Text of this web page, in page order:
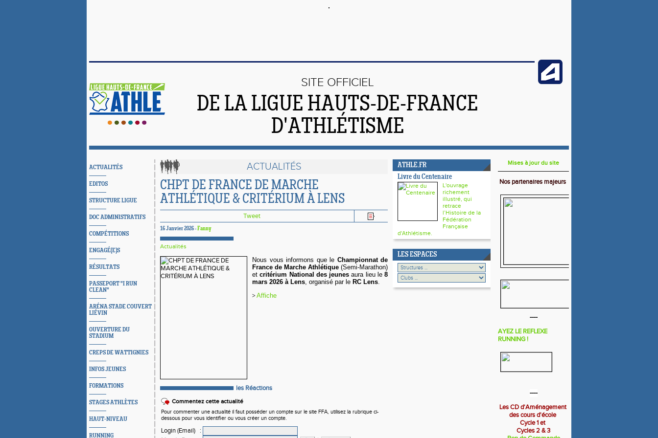
SITE OFFICIEL
DE LA LIGUE HAUTS-DE-FRANCE
D'ATHLÉTISME
ACTUALITÉS
EDITOS
STRUCTURE LIGUE
DOC ADMINISTRATIFS
COMPÉTITIONS
ENGAGÉ(E)S
RÉSULTATS
PASSEPORT "I RUN
CLEAN"
ARÉNA STADE COUVERT
LIÉVIN
OUVERTURE DU
STADIUM
CREPS DE WATTIGNIES
INFOS JEUNES
FORMATIONS
STAGES ATHLÈTES
HAUT-NIVEAU
RUNNING
ACTUALITÉS
CHPT DE FRANCE DE MARCHE
ATHLÉTIQUE & CRITÉRIUM À LENS
Tweet
16 Janvier 2026 -Fanny
Actualités
Nous vous informons que le Championnat de
France de Marche Athlétique (Semi-Marathon)
etcritérium National des jeunes aura lieu le 8
mars 2026 à Lens, organisé par le RC Lens.
> Affiche
les Réactions
Commentez cette actualité
Pour commenter une actualité il faut posséder un compte sur le site FFA, utilisez la rubrique ci-
dessous pour vous identifier ou vous créer un compte.
Login (Email)
:
ATHLE.FR
Livre du Centenaire
L'ouvrage
richement
illustré, qui
retrace
l’Histoire de la
Fédération
Française
d'Athlétisme.
LES ESPACES
Mises à jour du site
Nos partenaires majeurs
----
AYEZ LE REFLEXE
RUNNING !
----
Les CD d'Aménagement
des cours d'école
Cycle 1 et
Cycles 2 & 3